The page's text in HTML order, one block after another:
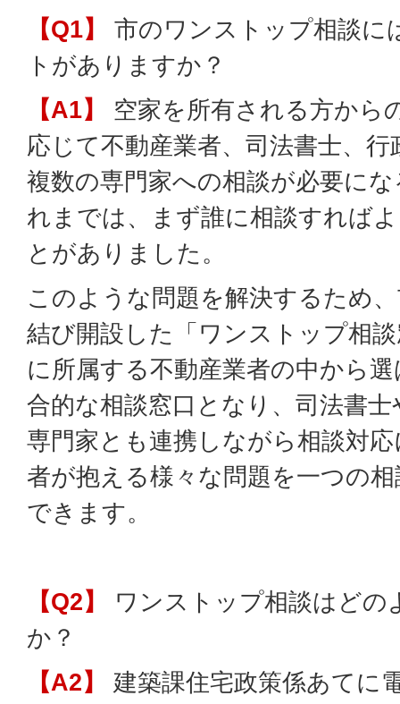
【Q1】
市のワンストップ相談に
トがありますか？
【A1】
空家を所有される方から
応じて不動産業者、司法書士、
複数の専門家への相談が必要に
れまでは、まず誰に相談すれば
とがありました。
このような問題を解決するため
結び開設した「ワンストップ相
に所属する不動産業者の中から
合的な相談窓口となり、司法書
専門家とも連携しながら相談対
者が抱える様々な問題を一つの
できます。
【Q2】
ワンストップ相談はどの
か？
【A2】 建築課住宅政策係あてに